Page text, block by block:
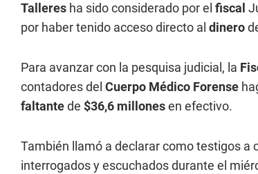
Talleres ha sido considerado por el fiscal
por haber tenido acceso directo al dinero
Para avanzar con la pesquisa judicial, la
contadores del Cuerpo Médico Forense
faltantede $36,6 millonesen efectivo.
También llamó a declarar como testigos a
interrogados y escuchados durante el